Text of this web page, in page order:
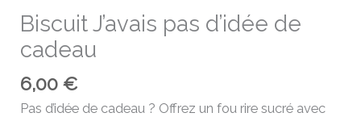
Biscuit J’avais pas d’idée de
cadeau
6,00€
Pas d’idée de cadeau ? Offrez un fou rire sucré avec